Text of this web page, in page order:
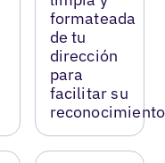
formateada
de tu
dirección
para
facilitar su